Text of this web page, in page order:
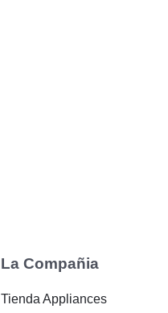
La Compañia
Tienda Appliances